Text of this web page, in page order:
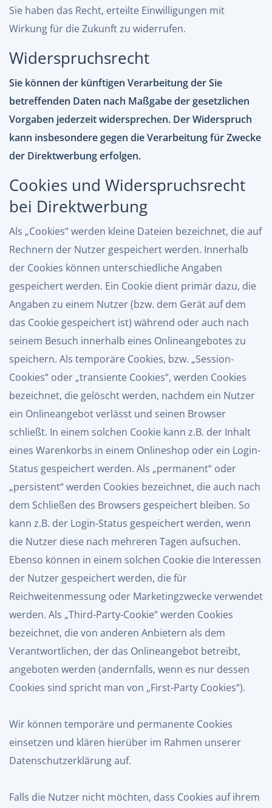
Sie haben das Recht, erteilte Einwilligungen mit
Wirkung für die Zukunft zu widerrufen.
Widerspruchsrecht
Sie können der künftigen Verarbeitung der Sie
betreffenden Daten nach Maßgabe der gesetzlichen
Vorgaben jederzeit widersprechen. Der Widerspruch
kann insbesondere gegen die Verarbeitung für Zwecke
der Direktwerbung erfolgen.
Cookies und Widerspruchsrecht
bei Direktwerbung
Als „Cookies“ werden kleine Dateien bezeichnet, die auf
Rechnern der Nutzer gespeichert werden. Innerhalb
der Cookies können unterschiedliche Angaben
gespeichert werden. Ein Cookie dient primär dazu, die
Angaben zu einem Nutzer (bzw. dem Gerät auf dem
das Cookie gespeichert ist) während oder auch nach
seinem Besuch innerhalb eines Onlineangebotes zu
speichern. Als temporäre Cookies, bzw. „Session-
Cookies“ oder „transiente Cookies“, werden Cookies
bezeichnet, die gelöscht werden, nachdem ein Nutzer
ein Onlineangebot verlässt und seinen Browser
schließt. In einem solchen Cookie kann z.B. der Inhalt
eines Warenkorbs in einem Onlineshop oder ein Login-
Status gespeichert werden. Als „permanent“ oder
„persistent“ werden Cookies bezeichnet, die auch nach
dem Schließen des Browsers gespeichert bleiben. So
kann z.B. der Login-Status gespeichert werden, wenn
die Nutzer diese nach mehreren Tagen aufsuchen.
Ebenso können in einem solchen Cookie die Interessen
der Nutzer gespeichert werden, die für
Reichweitenmessung oder Marketingzwecke verwendet
werden. Als „Third-Party-Cookie“ werden Cookies
bezeichnet, die von anderen Anbietern als dem
Verantwortlichen, der das Onlineangebot betreibt,
angeboten werden (andernfalls, wenn es nur dessen
Cookies sind spricht man von „First-Party Cookies“).
Wir können temporäre und permanente Cookies
einsetzen und klären hierüber im Rahmen unserer
Datenschutzerklärung auf.
Falls die Nutzer nicht möchten, dass Cookies auf ihrem